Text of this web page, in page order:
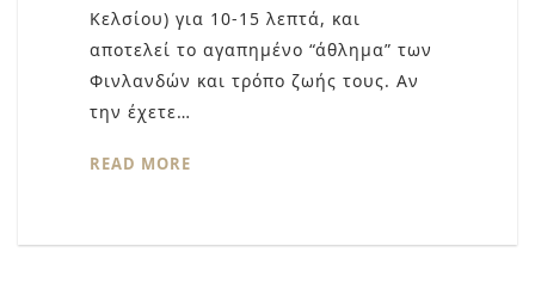
Κελσίου) για 10-15 λεπτά, και
αποτελεί το αγαπημένο “άθλημα” των
Φινλανδών και τρόπο ζωής τους. Αν
την έχετε…
READ MORE